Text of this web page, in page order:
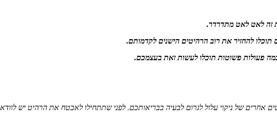
זה לאט לאט מתדרדר.
להחזיר את רוב הרהיטים הישנים לקדמותם.
פעולות פשוטות תוכלו לעשות זאת בעצמכם.
אחרים של ניקוי עלול לגרום לבעיה בבריאותכם. לפני שתתחילו לאבטח את הרהיט יש